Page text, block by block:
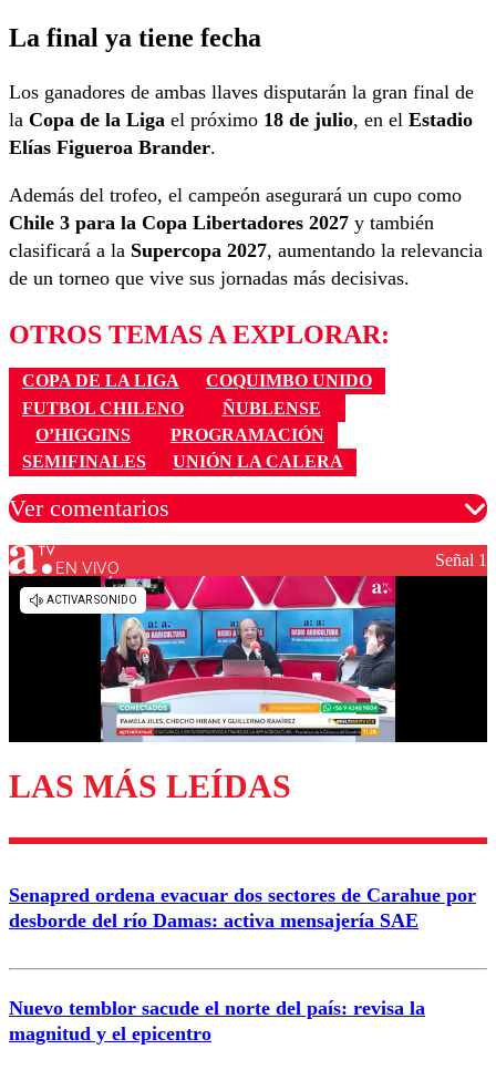
La final ya tiene fecha
Los ganadores de ambas llaves disputarán la gran final de
la Copa de la Liga el próximo 18 de julio, en el Estadio
Elías Figueroa Brander.
Además del trofeo, el campeón asegurará un cupo como
Chile 3 para la Copa Libertadores 2027 y también
clasificará a la Supercopa 2027, aumentando la relevancia
de un torneo que vive sus jornadas más decisivas.
OTROS TEMAS A EXPLORAR:
COPA DE LA LIGA
COQUIMBO UNIDO
FUTBOL CHILENO
ÑUBLENSE
O’HIGGINS
PROGRAMACIÓN
SEMIFINALES
UNIÓN LA CALERA
Ver comentarios
Los comentarios son moderados para garantizar un
diálogo respetuoso.
Enviar comentario
EN VIVO Señal 1
LAS MÁS LEÍDAS
Senapred ordena evacuar dos sectores de Carahue por
desborde del río Damas: activa mensajería SAE
Nuevo temblor sacude el norte del país: revisa la
magnitud y el epicentro